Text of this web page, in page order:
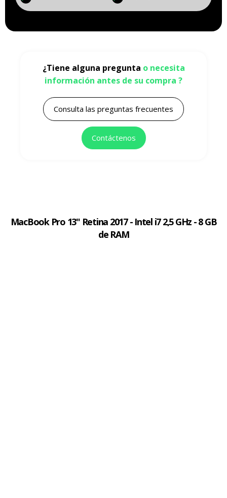
¿Tiene alguna pregunta o necesita
información antes de su compra ?
Consulta las preguntas frecuentes
Contáctenos
MacBook Pro 13" Retina 2017 - Intel i7 2,5 GHz - 8 GB
de RAM